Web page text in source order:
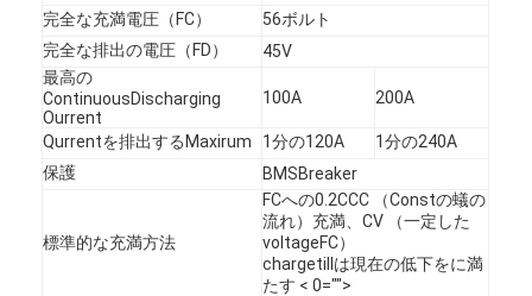
第一次リチウム電池
ハイブリッド車電池
完全な充満電圧（FC）
56ボルト
完全な排出の電圧（FD）
45V
最高の
ContinuousDischarging
Ourrent
100A 200A
Qurrentを排出するMaxirum 1分の120A
1分の240A
保護
BMSBreaker
標準的な充満方法
FCへの0.2CCC （Constの蟻の
流れ）充満、CV （一定した
voltageFC）
chargetillは現在の低下をに満
たす < 0="">